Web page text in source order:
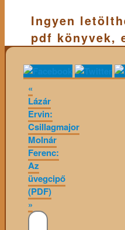
Ingyen
pdf könyvek,
«
Lázár
Ervin:
Csillagmajor
Molnár
Ferenc:
Az
üvegcipő
(PDF)
»